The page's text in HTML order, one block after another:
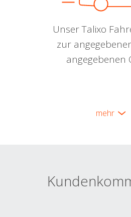
Unser Talixo
zur
angegebenen
mehr